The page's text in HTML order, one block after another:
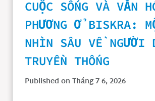
CUỘC SỐNG VÀ VĂN
PHƯƠNG Ở BISKRA:
NHÌN SÂU VỀ NGƯỜI
TRUYỀN THỐNG
Published on Tháng 7 6, 2026